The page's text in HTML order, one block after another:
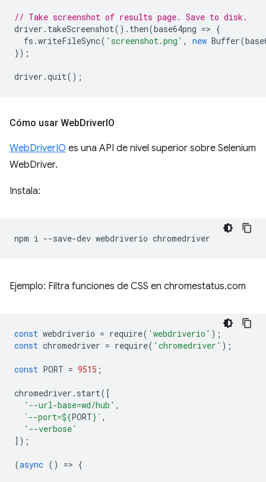
// Take screenshot of results page. Save to disk.
driver . takeScreenshot(). then(base64png => {
fs .writeFileSync( 'screenshot.png' , new Buffer(
});
driver .quit();
Cómo usar WebDriverIO
WebDriverIO es una API de nivel superior sobre Selenium
WebDriver.
Instala:
npm i --save-dev webdriverio
Ejemplo: Filtra funciones de CSS en chromestatus.com
const webdriverio = require( 'webdriverio' );
const chromedriver = require( 'chromedriver' );
const PORT = 9515 ;
chromedriver . start([
'--url-base=wd/hub' ,
`--port=${PORT} ` ,
'--verbose'
]);
(async () => {